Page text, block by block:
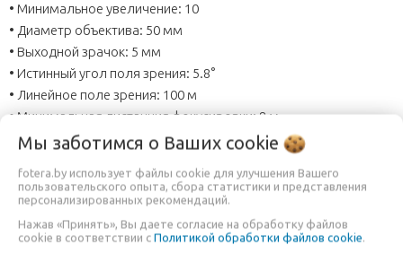
• Минимальное увеличение: 10
• Диаметр объектива: 50 мм
• Выходной зрачок: 5 мм
• Истинный угол поля зрения: 5.8°
• Линейное поле зрения: 100 м
• Минимальная дистанция фокусировки: 8 м
• Призма: порро (porro)
• Минимальный вынос выходного зрачка: 12 мм
• Максимальный вынос выходного зрачка: 12 мм
• Диапазон диоптрической коррекции: +/- 4.0
Мы заботимся о Ваших cookie
fotera.by использует файлы cookie для улучшения Вашего
пользовательского опыта, сбора статистики и представления
персонализированных рекомендаций.
Нажав «Принять», Вы даете согласие на обработку файлов
cookie в соответствии с Политикой обработки файлов cookie.